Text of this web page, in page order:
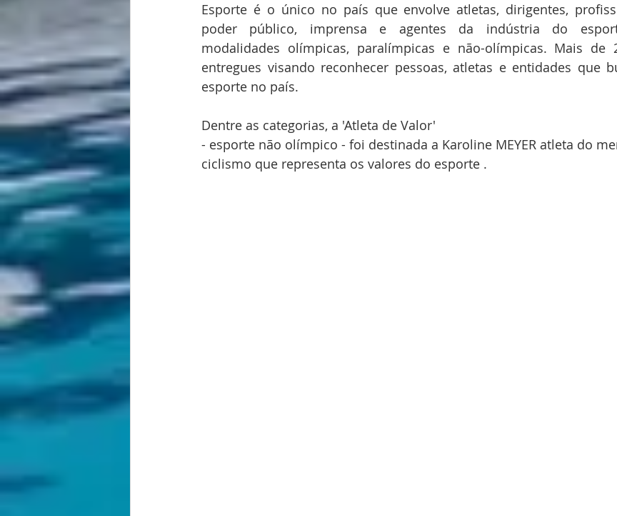
Esporte é o único no país que envolve atletas, dirigentes,
poder público, imprensa e agentes da indústria do
modalidades olímpicas, paralímpicas e não-olímpicas. Mais de
entregues visando reconhecer pessoas, atletas e entidades que
esporte no país.
Dentre as categorias, a 'Atleta de Valor'
- esporte não olímpico - foi destinada a Karoline MEYER atleta do
ciclismo que representa os valores do esporte .